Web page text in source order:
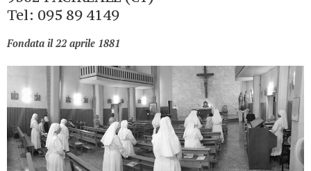
Tel: 095 89 4149
Fondata il 22 aprile 1881